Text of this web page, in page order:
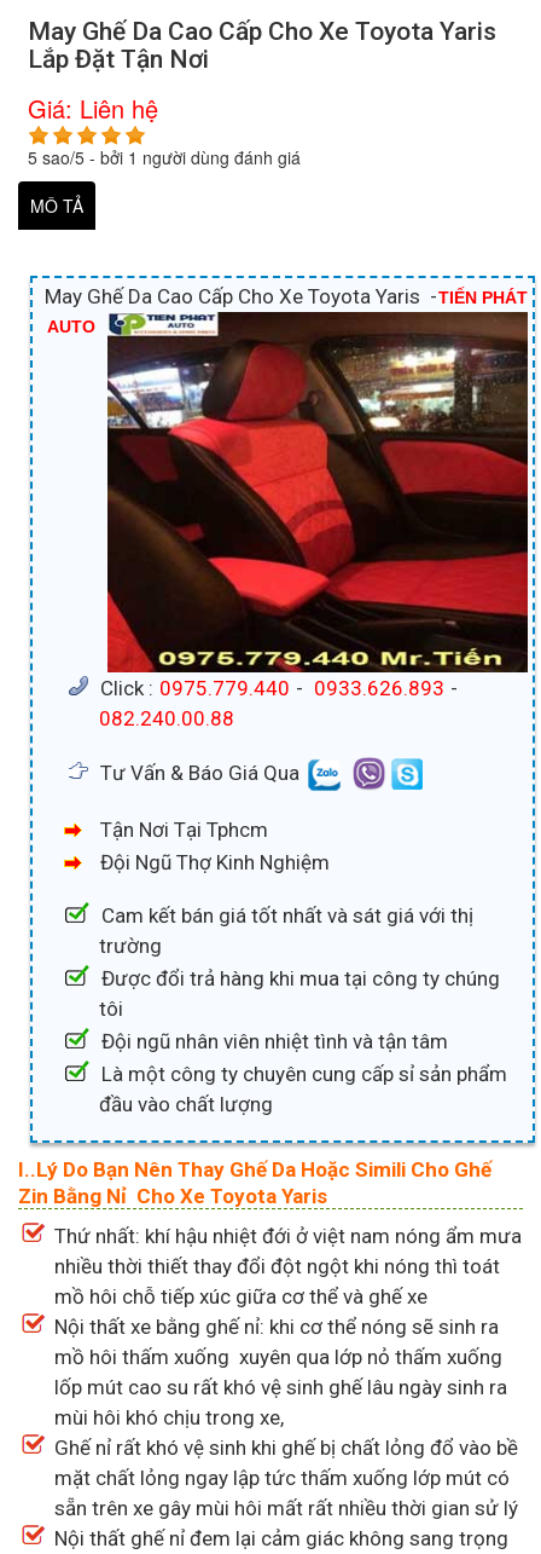
May Ghế Da Cao Cấp Cho Xe Toyota Yaris
Lắp Đặt Tận Nơi
Giá: Liên hệ
5 sao/5 - bởi 1 người dùng đánh giá
MÔ TẢ
May Ghế Da Cao Cấp Cho Xe Toyota Yaris -TIẾN PHÁT
AUTO
Click : 0975.779.440 - 0933.626.893 -
082.240.00.88
Tư Vấn & Báo Giá Qua
Tận Nơi Tại Tphcm
Đội Ngũ Thợ Kinh Nghiệm
Cam kết bán giá tốt nhất và sát giá với thị
trường
Được đổi trả hàng khi mua tại công ty chúng
tôi
Đội ngũ nhân viên nhiệt tình và tận tâm
Là một công ty chuyên cung cấp sỉ sản phẩm
đầu vào chất lượng
I..Lý Do Bạn Nên Thay Ghế Da Hoặc Simili Cho Ghế
Zin Bằng Nỉ Cho Xe Toyota Yaris
Thứ nhất: khí hậu nhiệt đới ở việt nam nóng ẩm mưa
nhiều thời thiết thay đổi đột ngột khi nóng thì toát
mồ hôi chỗ tiếp xúc giữa cơ thể và ghế xe
Nội thất xe bằng ghế nỉ: khi cơ thể nóng sẽ sinh ra
mồ hôi thấm xuống xuyên qua lớp nỏ thấm xuống
lốp mút cao su rất khó vệ sinh ghế lâu ngày sinh ra
mùi hôi khó chịu trong xe,
Ghế nỉ rất khó vệ sinh khi ghế bị chất lỏng đổ vào bề
mặt chất lỏng ngay lập tức thấm xuống lớp mút có
sẵn trên xe gây mùi hôi mất rất nhiều thời gian sử lý
Nội thất ghế nỉ đem lại cảm giác không sang trọng